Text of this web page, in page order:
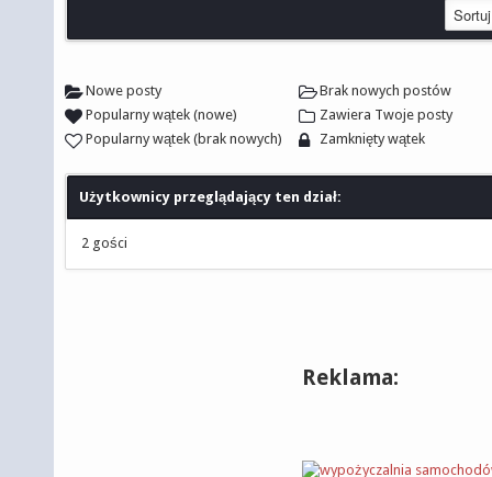
Nowe posty
Popularny wątek (nowe)
Popularny wątek (brak nowych)
Brak nowych postów
Zawiera Twoje posty
Zamknięty wątek
Użytkownicy przeglądający ten dział:
2 gości
Reklama: